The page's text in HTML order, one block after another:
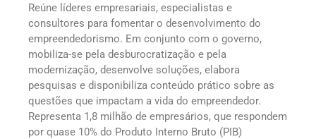
Reúne líderes empresariais, especialistas e
consultores para fomentar o desenvolvimento do
empreendedorismo. Em conjunto com o governo,
mobiliza-se pela desburocratização e pela
modernização, desenvolve soluções, elabora
pesquisas e disponibiliza conteúdo prático sobre as
questões que impactam a vida do empreendedor.
Representa 1,8 milhão de empresários, que respondem
por quase 10% do Produto Interno Bruto (PIB)